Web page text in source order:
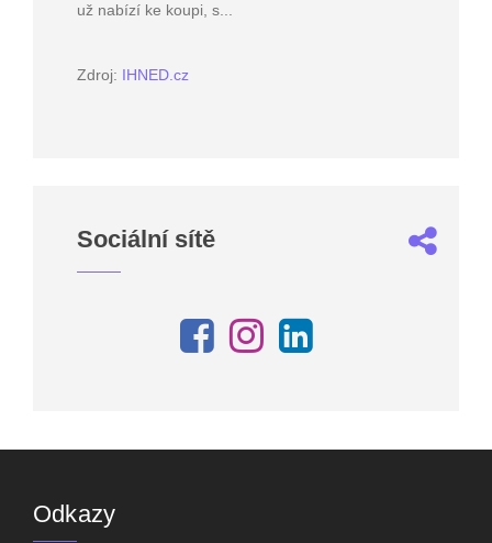
už nabízí ke koupi, s...
Zdroj: IHNED.cz
Sociální sítě
Odkazy